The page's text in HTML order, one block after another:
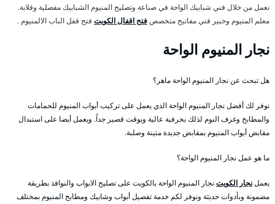
نعمل من خلال فني شبابيك الواحة في صناعة وتصليح المنيوم الشبابيك مفصلية وقلابة.
معلم المنيوم وخبير فني مفاتيح متخصصفتح اقفال الكويت فتح قفل الباب الالمنيوم .
نجار المنيوم الواحة
هل تبحث عن نجار المنيوم الواحة ماهر؟
نوفر لك أفضل نجار المنيوم الواحة الذي يعمل على تركيب أبواب المنيوم للحمامات
والمطابخ وغرف النوم لذلك بحرفية عالية وبوقت قصير جداً. ويعمل أيضا على استبدال
مقابض أبواب المنيوم بمقابض جديدة متينة وصلبة.
ما هو عمل نجار المنيوم الواحة؟
يعملنجار الكويتنجار المنيوم الواحة بالكويت على تصليح الابواب والنوافذ بطريقة
مضمونة وبأدوات حديثة ونوفر لكم خدمة تفصيل أبواب وشابيك ومطابخ المنيوم بمختلف